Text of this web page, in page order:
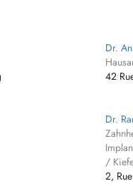
Dr.
42
Dr.
/
2,